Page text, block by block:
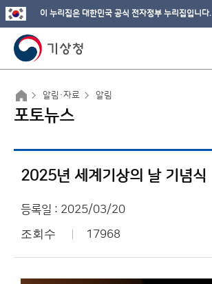
이 누리집은 대한민국 공식 전자정부 누리집입니다.
알림·자료 알림
포토뉴스
2025년 세계기상의 날 기념식
등록일 : 2025/03/20
조회수 17968